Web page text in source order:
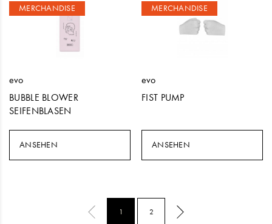
MERCHANDISE
evo
BUBBLE BLOWER
SEIFENBLASEN
ANSEHEN
MERCHANDISE
evo
FIST PUMP
ANSEHEN
1 2